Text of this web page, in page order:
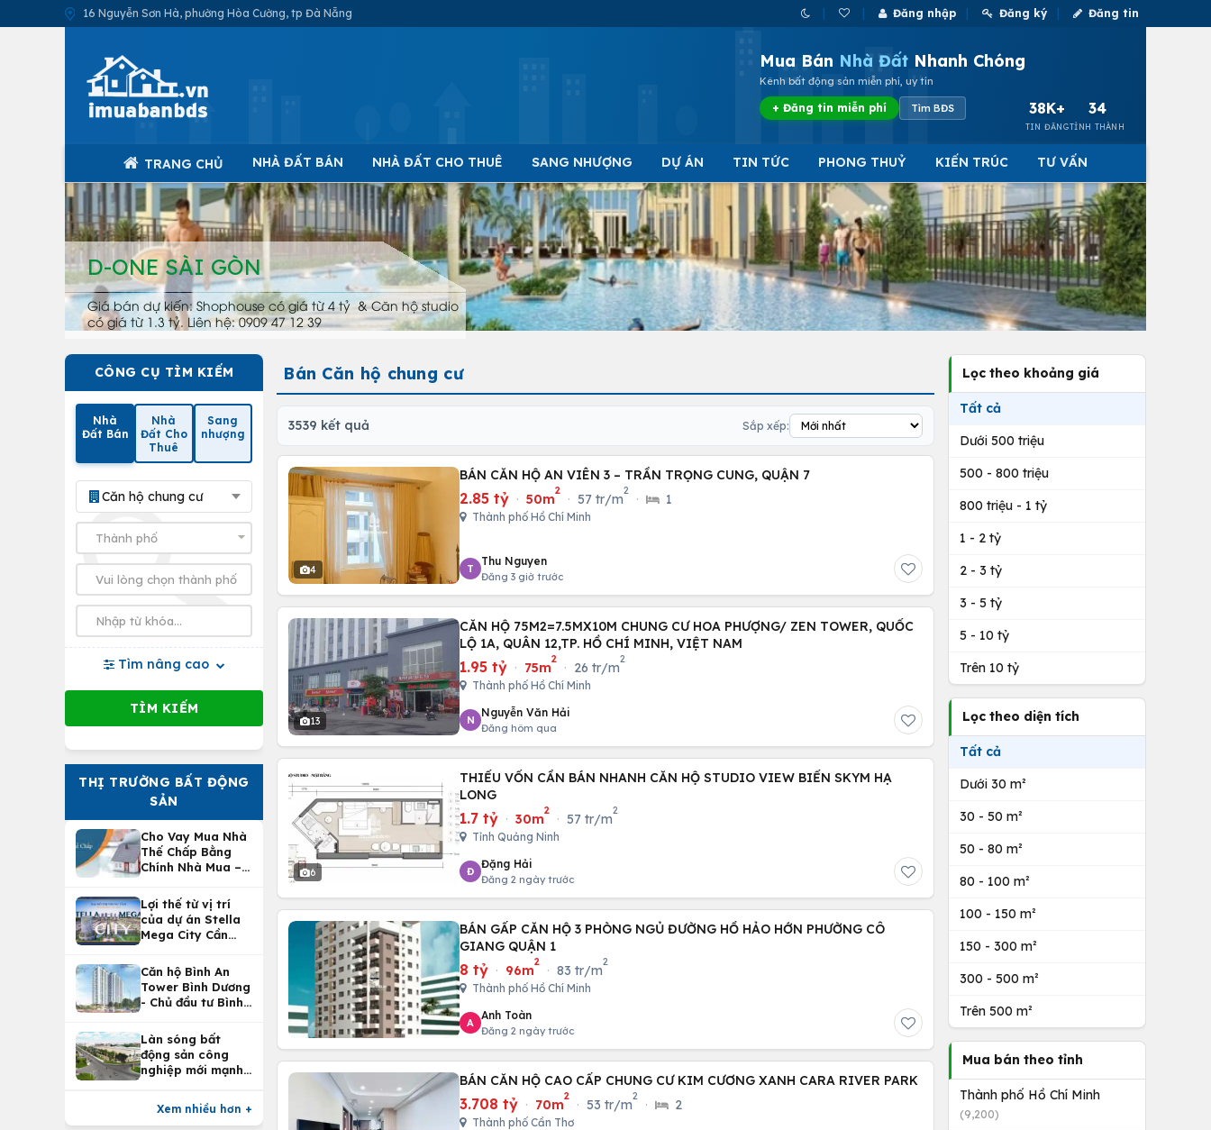
16 Nguyễn Sơn Hà, phường Hòa Cường, tp Đà Nẵng Đăng nhập Đăng ký Đăng tin
Mua Bán Nhà Đất Nhanh Chóng
Kênh bất động sản miễn phí, uy tín
+ Đăng tin miễn phí Tìm BĐS 38K+
TIN ĐĂNG
34
TỈNH THÀNH
TRANG CHỦ NHÀ ĐẤT BÁN NHÀ ĐẤT CHO THUÊ SANG NHƯỢNG DỰ ÁN TIN TỨC PHONG THUỶ KIẾN TRÚC TƯ VẤN
D-ONE SÀI GÒN
Giá bán dự kiến: Shophouse có giá từ 4 tỷ & Căn hộ studio
có giá từ 1.3 tỷ. Liên hệ: 0909 47 12 39
CÔNG CỤ TÌM KIẾM
Nhà
Đất Bán
Nhà
Đất Cho
Thuê
Sang
nhượng
Căn hộ chung cư
Tìm nâng cao
THỊ TRƯỜNG BẤT ĐỘNG
SẢN
Cho Vay Mua Nhà
Thế Chấp Bằng
Chính Nhà Mua –
Nhà Tại
Vietcombank
Lợi thế từ vị trí
của dự án Stella
Mega City Cần
Căn hộ Bình An
Tower Bình Dương
- Chủ đầu tư Bình
Làn sóng bất
động sản công
nghiệp mới mạnh
Xem nhiều hơn +
Bán Căn hộ chung cư
3539 kết quả Sắp xếp:
4
BÁN CĂN HỘ AN VIÊN 3 – TRẦN TRỌNG CUNG, QUẬN 7
2.85 tỷ · 50m
2
· 57 tr/m
2
· 1
Thành phố Hồ Chí Minh
T
Thu Nguyen
Đăng 3 giờ trước
13
CĂN HỘ 75M2=7.5MX10M CHUNG CƯ HOA PHƯỢNG/ ZEN TOWER, QUỐC
LỘ 1A, QUÂN 12,TP. HỒ CHÍ MINH, VIỆT NAM
1.95 tỷ · 75m
2
· 26 tr/m
2
Thành phố Hồ Chí Minh
N
Nguyễn Văn Hải
Đăng hôm qua
6
THIẾU VỐN CẦN BÁN NHANH CĂN HỘ STUDIO VIEW BIỂN SKYM HẠ
LONG
1.7 tỷ · 30m
2
· 57 tr/m
2
Tỉnh Quảng Ninh
Đ
Đặng Hải
Đăng 2 ngày trước
BÁN GẤP CĂN HỘ 3 PHÒNG NGỦ ĐƯỜNG HỒ HẢO HỚN PHƯỜNG CÔ
GIANG QUẬN 1
8 tỷ · 96m
2
· 83 tr/m
2
Thành phố Hồ Chí Minh
A
Anh Toàn
Đăng 2 ngày trước
BÁN CĂN HỘ CAO CẤP CHUNG CƯ KIM CƯƠNG XANH CARA RIVER PARK
3.708 tỷ · 70m
2
· 53 tr/m
2
· 2
Thành phố Cần Thơ
Lọc theo khoảng giá
Tất cả
Dưới 500 triệu
500 - 800 triệu
800 triệu - 1 tỷ
1 - 2 tỷ
2 - 3 tỷ
3 - 5 tỷ
5 - 10 tỷ
Trên 10 tỷ
Lọc theo diện tích
Tất cả
Dưới 30 m²
30 - 50 m²
50 - 80 m²
80 - 100 m²
100 - 150 m²
150 - 300 m²
300 - 500 m²
Trên 500 m²
Mua bán theo tỉnh
Thành phố Hồ Chí Minh
(9,200)